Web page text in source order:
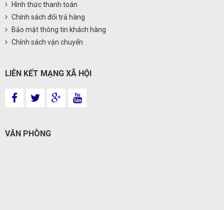
Hình thức thanh toán
Chính sách đổi trả hàng
Bảo mật thông tin khách hàng
Chính sách vận chuyển
LIÊN KẾT MẠNG XÃ HỘI
VĂN PHÒNG